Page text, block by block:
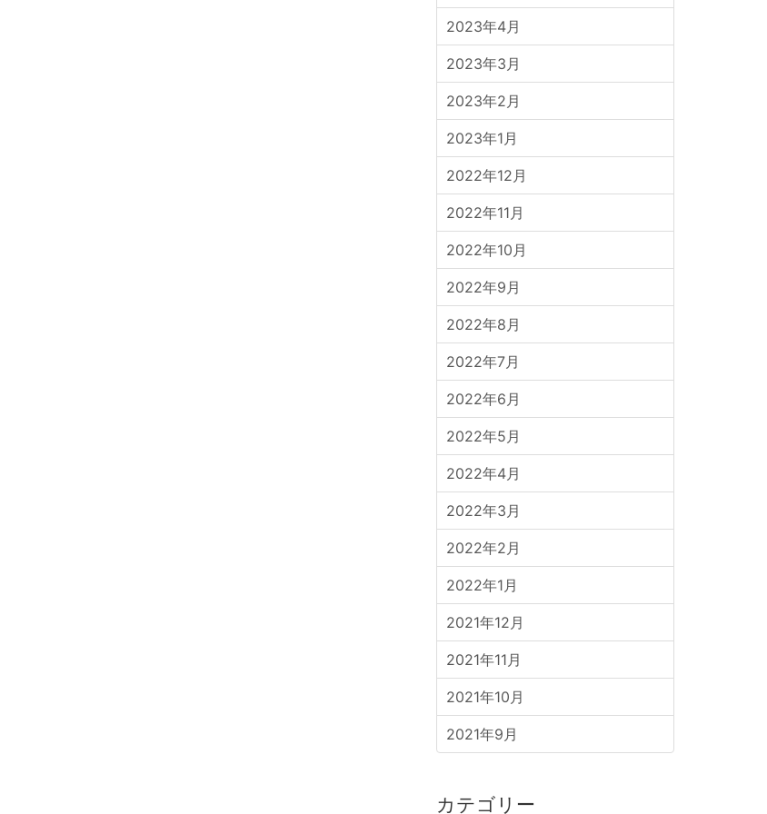
2023年4月
2023年3月
2023年2月
2023年1月
2022年12月
2022年11月
2022年10月
2022年9月
2022年8月
2022年7月
2022年6月
2022年5月
2022年4月
2022年3月
2022年2月
2022年1月
2021年12月
2021年11月
2021年10月
2021年9月
カテゴリー